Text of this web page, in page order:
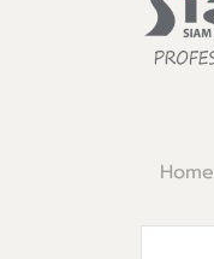
Home